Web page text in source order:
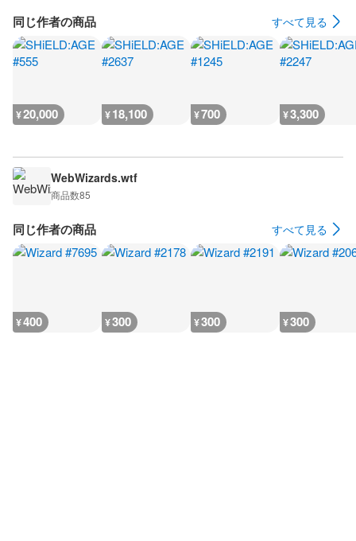
同じ作者の商品 すべて見る
¥20,000 ¥18,100 ¥700 ¥3,300
WebWizards.wtf
商品数85
同じ作者の商品 すべて見る
¥400 ¥300 ¥300 ¥300